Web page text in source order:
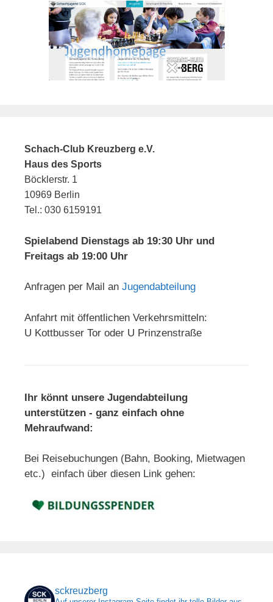
Schach-Club Kreuzberg e.V.
Haus des Sports
Böcklerstr. 1
10969 Berlin
Tel.: 030 6159191
Spielabend Dienstags ab 19:30 Uhr und
Freitags ab 19:00 Uhr
Anfragen per Mail an Jugendabteilung
Anfahrt mit öffentlichen Verkehrsmitteln:
U Kottbusser Tor oder U Prinzenstraße
Ihr könnt unsere Jugendabteilung
unterstützen - ganz einfach ohne
Mehraufwand:
Bei Reisebuchungen (Bahn, Booking, Mietwagen
etc.) einfach über diesen Link gehen:
sckreuzberg